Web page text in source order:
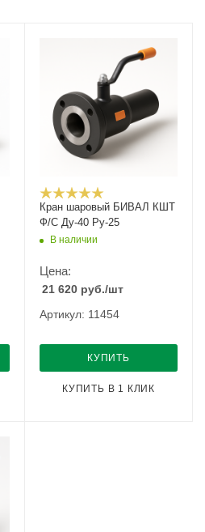
Кран шаровый БИВАЛ КШТ
Ф/С Ду-40 Ру-25
В наличии
Цена:
21 620 руб./шт
Артикул: 11454
КУПИТЬ
КУПИТЬ В 1 КЛИК